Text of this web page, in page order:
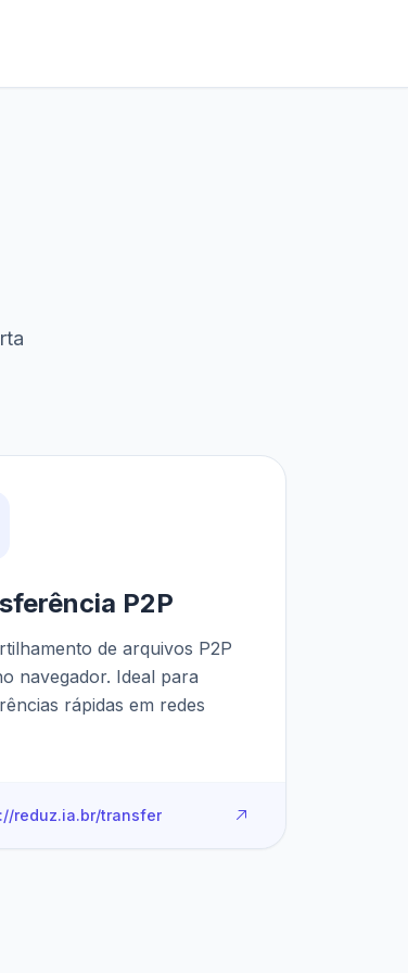
P2P
de arquivos P2P
navegador. Ideal para
rápidas em redes
reduz.ia.br/transfer